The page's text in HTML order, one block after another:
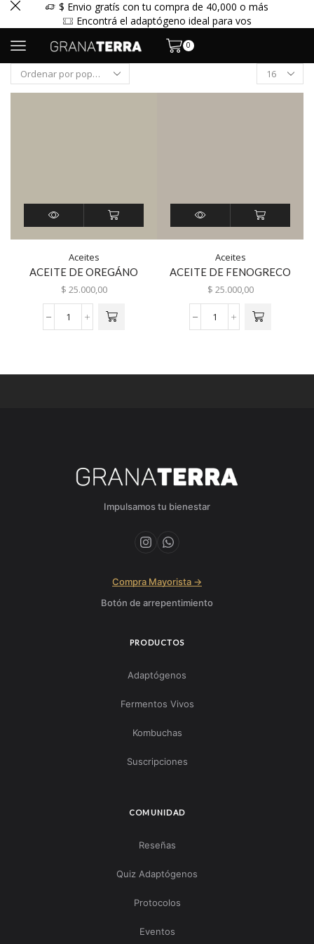
$ Envio gratís con tu compra de 40,000 o más
Encontrá el adaptógeno ideal para vos
0
Aceites
ACEITE DE OREGÁNO
$ 25.000,00
Aceites
ACEITE DE FENOGRECO
$ 25.000,00
Impulsamos tu bienestar
Compra Mayorista →
Botón de arrepentimiento
PRODUCTOS
Adaptógenos
Fermentos Vivos
Kombuchas
Suscripciones
COMUNIDAD
Reseñas
Quiz Adaptógenos
Protocolos
Eventos